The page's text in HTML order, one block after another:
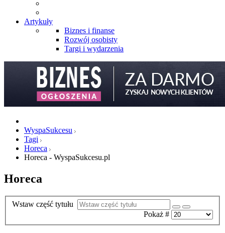
Artykuły
Biznes i finanse
Rozwój osobisty
Targi i wydarzenia
WyspaSukcesu
Tagi
Horeca
Horeca - WyspaSukcesu.pl
Horeca
Wstaw część tytułu
Pokaż #